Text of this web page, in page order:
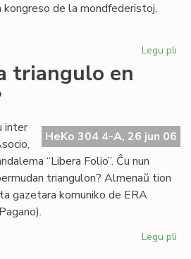
de la mondfederistoj,
Legu pli
triangulo en
HeKo 304 4-A, 26 jun 06
inter
“Libera Folio”. Ĉu nun
triangulon? Almenaŭ tion
gazetara komuniko de ERA
Legu pli